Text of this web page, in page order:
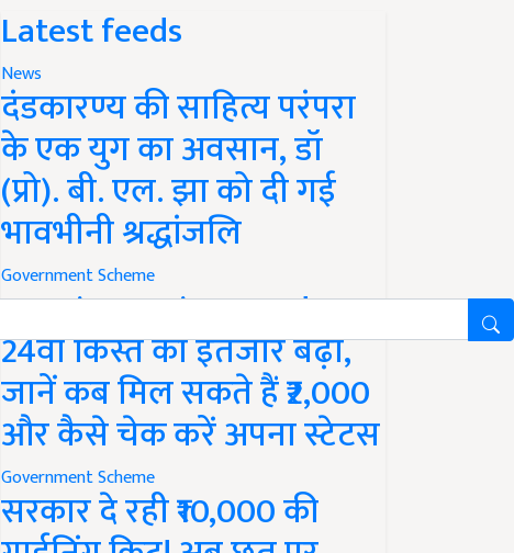
Latest feeds
News
दंडकारण्य की साहित्य परंपरा
के एक युग का अवसान, डॉ
(प्रो). बी. एल. झा को दी गई
भावभीनी श्रद्धांजलि
Government Scheme
PM Kisan Yojana Update:
24वीं किस्त का इंतजार बढ़ा,
जानें कब मिल सकते हैं ₹2,000
और कैसे चेक करें अपना स्टेटस
Government Scheme
सरकार दे रही ₹10,000 की